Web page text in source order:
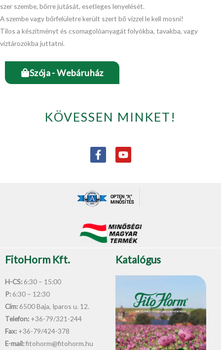
szer szembe, bőrre jutását, esetleges lenyelését.
A szembe vagy bőrfelületre került szert bő vízzel le kell mosni!
Tilos a készítményt és csomagolóanyagát folyókba, tavakba, vagy
víztározókba juttatni.
Szója - Webáruház
KÖVESSEN MINKET!
F
a
b
o
-
f
Y
o
u
b
FitoHorm Kft.
H-CS: 6:30 – 15:00
P: 6:30 – 12:30
Cím: 6500 Baja, Iparos u. 12.
Telefon: +36-79/321-244
Fax: +36-79/424-378
E-mail:fitohorm@fitohorm.hu
Katalógus